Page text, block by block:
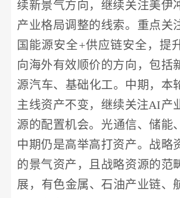
续新景气方向，继续关注美伊
产业格局调整的线索。重点关
国能源安全+供应链安全，提
向海外有效顺价的方向，包括
源汽车、 基础化工。中期，本
主线资产不变，继续关注AI产
源的配置机会。光通信、储能
中期仍是高举高打资产。战略
的景气资产，且战略资源的范
展， 有色金属、石油产业链、